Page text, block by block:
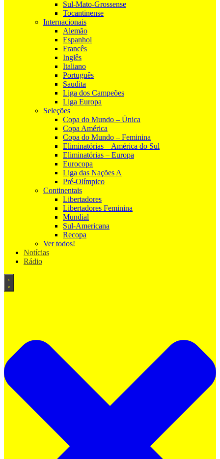
Sul-Mato-Grossense
Tocantinense
Internacionais
Alemão
Espanhol
Francês
Inglês
Italiano
Português
Saudita
Liga dos Campeões
Liga Europa
Seleções
Copa do Mundo – Única
Copa América
Copa do Mundo – Feminina
Eliminatórias – América do Sul
Eliminatórias – Europa
Eurocopa
Liga das Nações A
Pré-Olímpico
Continentais
Libertadores
Libertadores Feminina
Mundial
Sul-Americana
Recopa
Ver todos!
Notícias
Rádio